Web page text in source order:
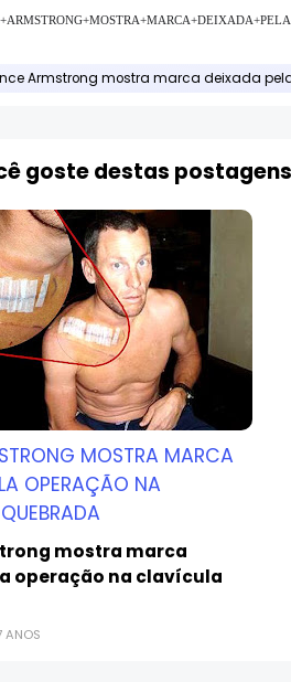
Armstrong mostra marca deixada
goste destas postagens
MOSTRA MARCA
OPERAÇÃO NA
mostra marca
operação na clavícula
ANOS